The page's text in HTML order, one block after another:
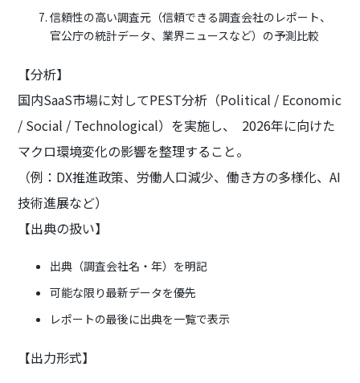
信頼性の高い調査元（信頼できる調査会社のレポート、
官公庁の統計データ、業界ニュースなど）の予測比較
【分析】
国内SaaS市場に対してPEST分析（Political / Economic
/ Social / Technological）を実施し、 2026年に向けた
マクロ環境変化の影響を整理すること。
（例：DX推進政策、労働人口減少、働き方の多様化、AI
技術進展など）
【出典の扱い】
出典（調査会社名・年）を明記
可能な限り最新データを優先
レポートの最後に出典を一覧で表示
【出力形式】